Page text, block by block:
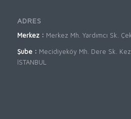
ADRES
Merkez : Merkez Mh. Yardımcı Sk.
Şube : Mecidiyeköy Mh. Dere Sk.
İSTANBUL